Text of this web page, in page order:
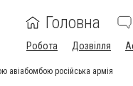
Головна
Робота Дозвілля
авіабомбою російська армія